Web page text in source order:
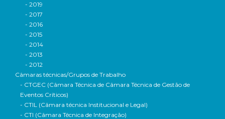
- 2019
- 2017
- 2016
- 2015
- 2014
- 2013
- 2012
Câmaras técnicas/Grupos de Trabalho
- CTGEC (Câmara Técnica de Câmara Técnica de Gestão de
Eventos Críticos)
- CTIL (Câmara técnica Institucional e Legal)
- CTI (Câmara Técnica de Integração)